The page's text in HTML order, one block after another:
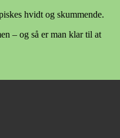
hvidt og skummende.
– og så er man klar til at